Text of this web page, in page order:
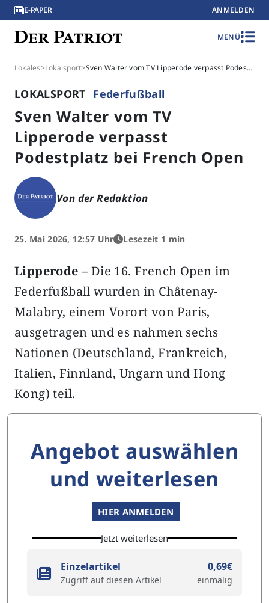
E-PAPER ANMELDEN
MENÜ
Lokales>Lokalsport> Sven Walter vom TV Lipperode verpasst Podestplatz bei French Open
LOKALSPORT Federfußball
Sven Walter vom TV
Lipperode verpasst
Podestplatz bei French Open
Von der Redaktion
25. Mai 2026, 12:57 Uhr Lesezeit 1 min
Lipperode – Die 16. French Open im
Federfußball wurden in Châtenay-
Malabry, einem Vorort von Paris,
ausgetragen und es nahmen sechs
Nationen (Deutschland, Frankreich,
Italien, Finnland, Ungarn und Hong
Kong) teil.
Angebot auswählen
und weiterlesen
HIER ANMELDEN
Jetzt weiterlesen
Einzelartikel
Zugriff auf diesen Artikel
0,69€
einmalig